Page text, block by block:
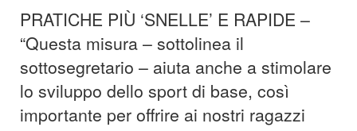
PRATICHE PIÙ ‘SNELLE’ E RAPIDE –
“Questa misura – sottolinea il
sottosegretario – aiuta anche a stimolare
lo sviluppo dello sport di base, così
importante per offrire ai nostri ragazzi